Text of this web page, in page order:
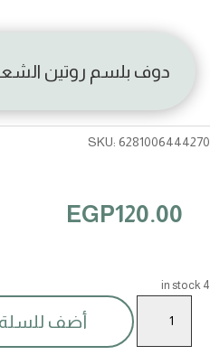
دوف بلسم روتين الشعر
SKU: 6281006444270
EGP120.00
4 in stock
بلسم
أضف للسلة